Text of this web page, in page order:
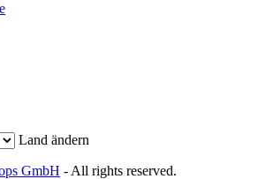
Land ändern
GmbH - All rights reserved.